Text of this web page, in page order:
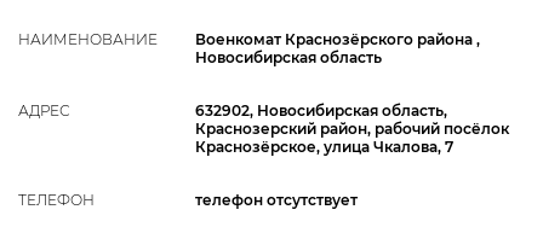
НАИМЕНОВАНИЕ
Военкомат Краснозёрского района ,
Новосибирская область
АДРЕС
632902, Новосибирская область,
Краснозерский район, рабочий посёлок
Краснозёрское, улица Чкалова, 7
ТЕЛЕФОН телефон отсутствует